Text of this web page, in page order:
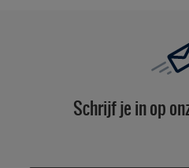
Schrijf je in op